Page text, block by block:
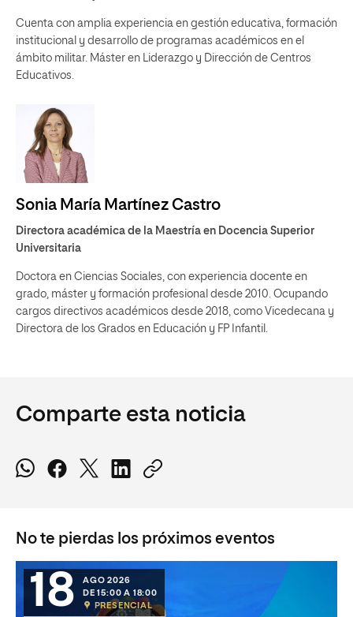
Cuenta con amplia experiencia en gestión educativa, formación
institucional y desarrollo de programas académicos en el
ámbito militar. Máster en Liderazgo y Dirección de Centros
Educativos.
Sonia María Martínez Castro
Directora académica de la Maestría en Docencia Superior
Universitaria
Doctora en Ciencias Sociales, con experiencia docente en
grado, máster y formación profesional desde 2010. Ocupando
cargos directivos académicos desde 2018, como Vicedecana y
Directora de los Grados en Educación y FP Infantil.
Comparte esta noticia
No te pierdas los próximos eventos
18
AGO 2026
DE 15:00 A 18:00
PRESENCIAL